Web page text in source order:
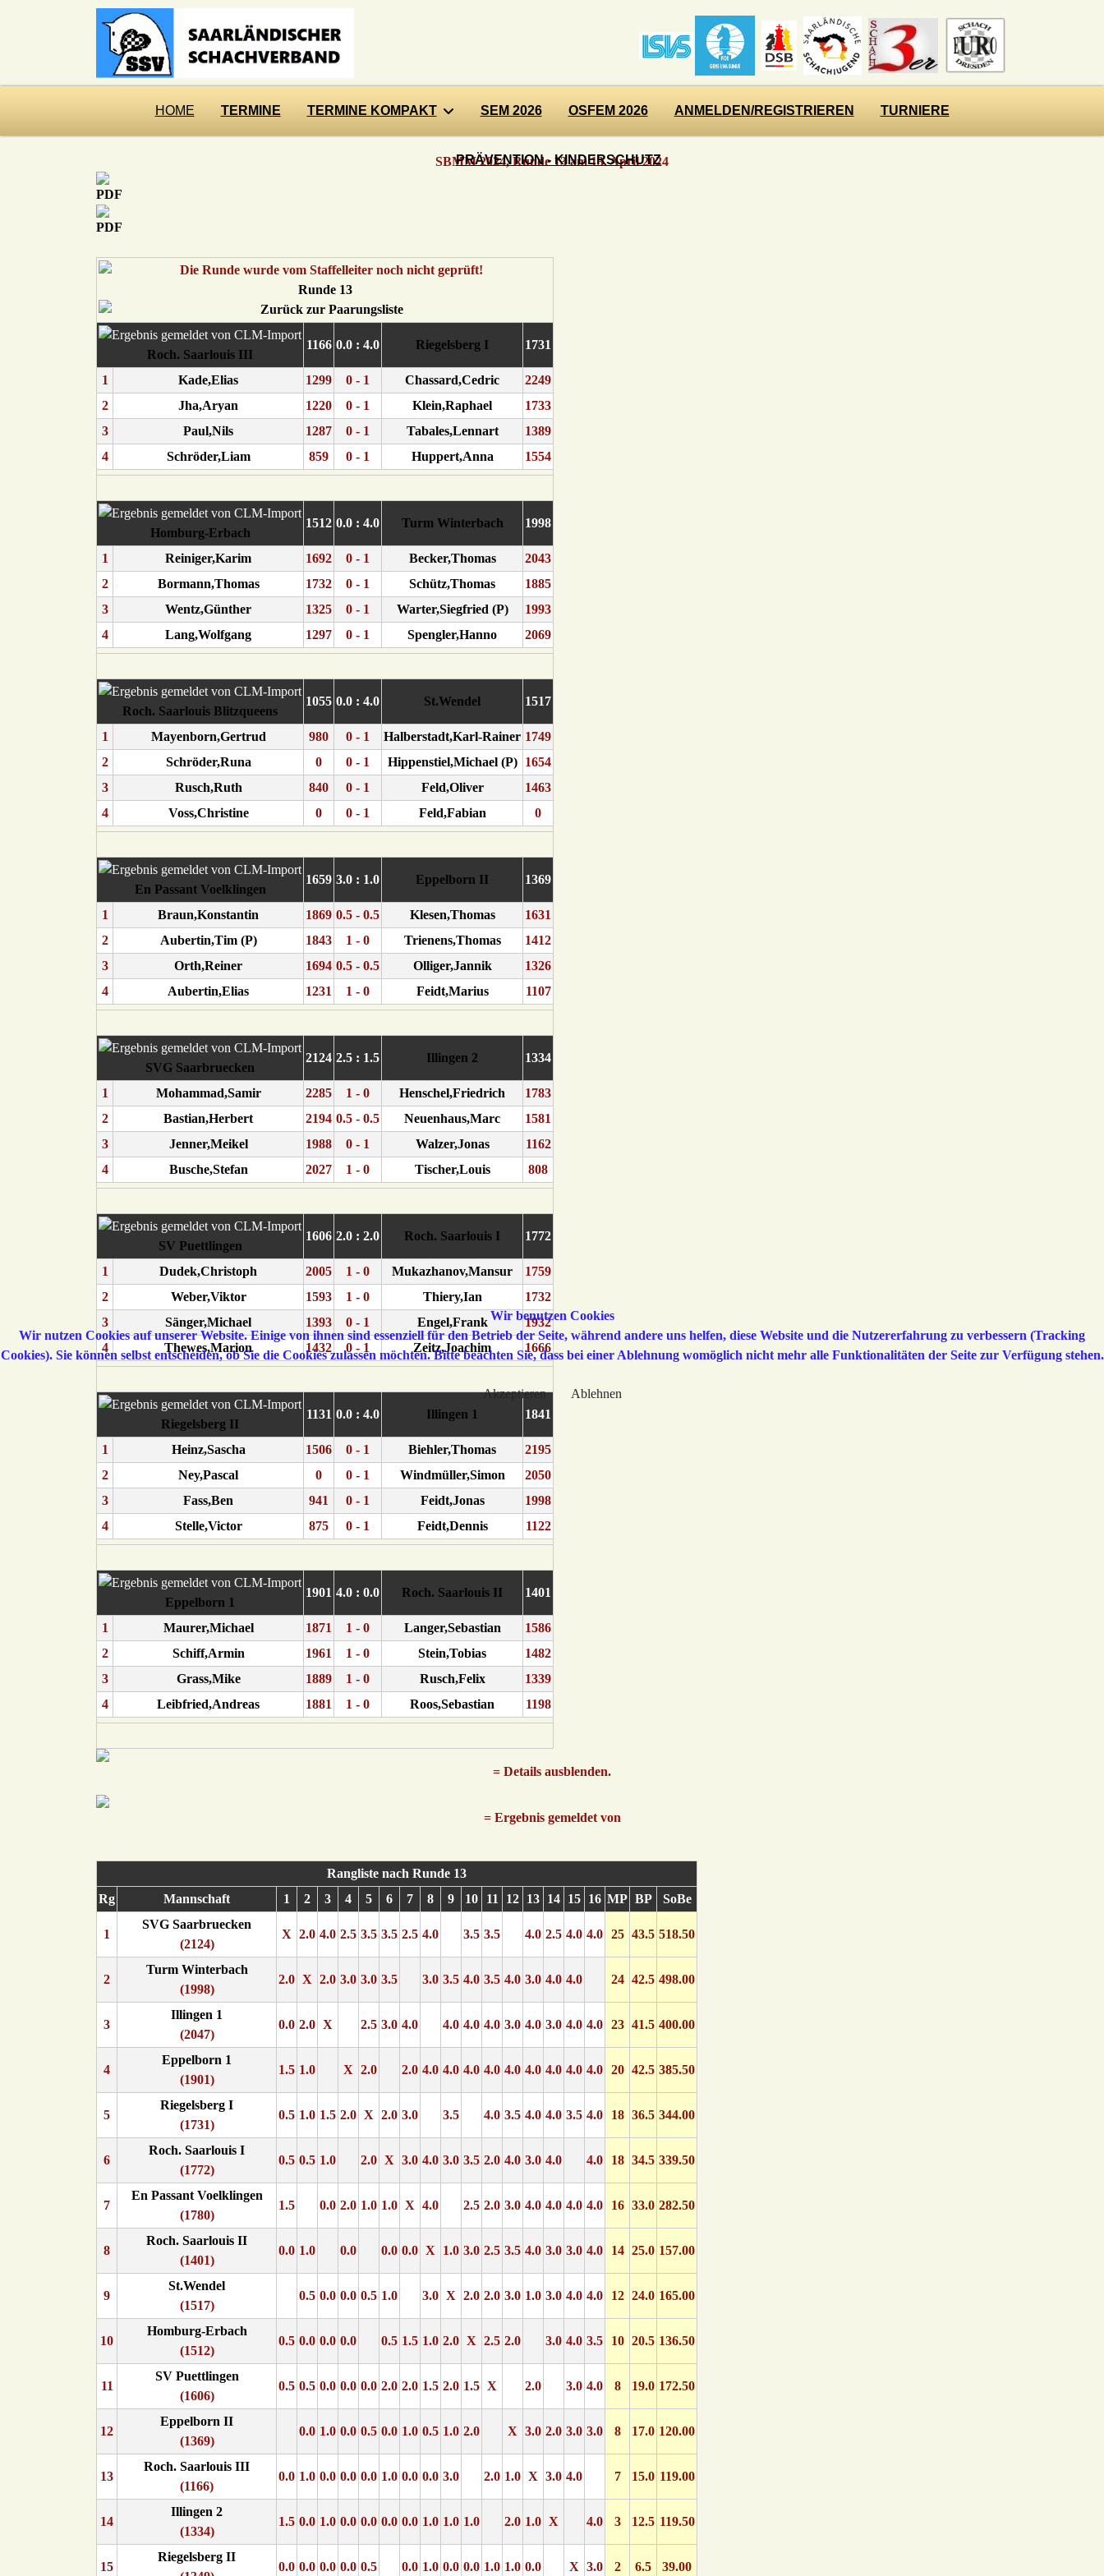
HOME TERMINE TERMINE KOMPAKT SEM 2026 OSFEM 2026 ANMELDEN/REGISTRIEREN TURNIERE
PRÄVENTION - KINDERSCHUTZ
SBMM 2024, Runde 13 am 13. April 2024
Runde 13
Roch. Saarlouis III
1166 0.0 : 4.0 Riegelsberg I 1731
1 Kade,Elias 1299 0 - 1 Chassard,Cedric
2249
2
Jha,Aryan 1220 0 - 1 Klein,Raphael
1733
3
Paul,Nils 1287 0 - 1 Tabales,Lennart
1389
4
Schröder,Liam 859 0 - 1 Huppert,Anna 1554
Homburg-Erbach
1512 0.0 : 4.0 Turm Winterbach 1998
1 Reiniger,Karim 1692 0 - 1 Becker,Thomas
2043
2
Bormann,Thomas 1732 0 - 1 Schütz,Thomas
1885
3
Wentz,Günther 1325 0 - 1 Warter,Siegfried (P)
1993
4
Lang,Wolfgang 1297 0 - 1 Spengler,Hanno 2069
Roch. Saarlouis Blitzqueens
1055 0.0 : 4.0 St.Wendel 1517
1 Mayenborn,Gertrud 980 0 - 1 Halberstadt,Karl-Rainer 1749
2
Schröder,Runa 0 0 - 1 Hippenstiel,Michael (P)
1654
3
Rusch,Ruth 840 0 - 1 Feld,Oliver
1463
4
Voss,Christine 0 0 - 1 Feld,Fabian 0
En Passant Voelklingen
1659 3.0 : 1.0 Eppelborn II 1369
1 Braun,Konstantin 1869 0.5 - 0.5 Klesen,Thomas
1631
2
Aubertin,Tim (P) 1843 1 - 0 Trienens,Thomas
1412
3
Orth,Reiner 1694 0.5 - 0.5 Olliger,Jannik
1326
4
Aubertin,Elias 1231 1 - 0 Feidt,Marius 1107
SVG Saarbruecken
2124 2.5 : 1.5 Illingen 2 1334
1 Mohammad,Samir 2285 1 - 0 Henschel,Friedrich
1783
2
Bastian,Herbert 2194 0.5 - 0.5 Neuenhaus,Marc
1581
3
Jenner,Meikel 1988 0 - 1 Walzer,Jonas
1162
4
Busche,Stefan 2027 1 - 0 Tischer,Louis 808
SV Puettlingen
1606 2.0 : 2.0 Roch. Saarlouis I 1772
1 Dudek,Christoph 2005 1 - 0 Mukazhanov,Mansur
1759
2
Weber,Viktor 1593 1 - 0 Thiery,Ian
1732
3
Sänger,Michael 1393 0 - 1 Engel,Frank
1932
4
Thewes,Marion 1432 0 - 1 Zeitz,Joachim 1666
Riegelsberg II
1131 0.0 : 4.0 Illingen 1 1841
1 Heinz,Sascha 1506 0 - 1 Biehler,Thomas
2195
2
Ney,Pascal 0 0 - 1 Windmüller,Simon
2050
3
Fass,Ben 941 0 - 1 Feidt,Jonas
1998
4
Stelle,Victor 875 0 - 1 Feidt,Dennis 1122
Eppelborn 1
1901 4.0 : 0.0 Roch. Saarlouis II 1401
1 Maurer,Michael 1871 1 - 0 Langer,Sebastian
1586
2
Schiff,Armin 1961 1 - 0 Stein,Tobias
1482
3
Grass,Mike 1889 1 - 0 Rusch,Felix
1339
4
Leibfried,Andreas 1881 1 - 0 Roos,Sebastian 1198
= Details ausblenden.
= Ergebnis gemeldet von
Rangliste nach Runde 13
Rg
Mannschaft 1 2 3 4 5 6 7 8 9 10 11 12 13 14 15 16 MP BP SoBe
1
SVG Saarbruecken
(2124)
X 2.0 4.0 2.5 3.5 3.5 2.5 4.0 3.5 3.5 4.0 2.5 4.0 4.0 25 43.5 518.50
2
Turm Winterbach
(1998)
2.0 X 2.0 3.0 3.0 3.5 3.0 3.5 4.0 3.5 4.0 3.0 4.0 4.0 24 42.5 498.00
3
Illingen 1
(2047)
0.0 2.0 X 2.5 3.0 4.0 4.0 4.0 4.0 3.0 4.0 3.0 4.0 4.0 23 41.5 400.00
4
Eppelborn 1
(1901)
1.5 1.0 X 2.0 2.0 4.0 4.0 4.0 4.0 4.0 4.0 4.0 4.0 4.0 20 42.5 385.50
5
Riegelsberg I
(1731)
0.5 1.0 1.5 2.0 X 2.0 3.0 3.5 4.0 3.5 4.0 4.0 3.5 4.0 18 36.5 344.00
6
Roch. Saarlouis I
(1772)
0.5 0.5 1.0 2.0 X 3.0 4.0 3.0 3.5 2.0 4.0 3.0 4.0 4.0 18 34.5 339.50
7
En Passant Voelklingen
(1780)
1.5 0.0 2.0 1.0 1.0 X 4.0 2.5 2.0 3.0 4.0 4.0 4.0 4.0 16 33.0 282.50
8
Roch. Saarlouis II
(1401)
0.0 1.0 0.0 0.0 0.0 X 1.0 3.0 2.5 3.5 4.0 3.0 3.0 4.0 14 25.0 157.00
9
St.Wendel
(1517)
0.5 0.0 0.0 0.5 1.0 3.0 X 2.0 2.0 3.0 1.0 3.0 4.0 4.0 12 24.0 165.00
10
Homburg-Erbach
(1512)
0.5 0.0 0.0 0.0 0.5 1.5 1.0 2.0 X 2.5 2.0 3.0 4.0 3.5 10 20.5 136.50
11
SV Puettlingen
(1606)
0.5 0.5 0.0 0.0 0.0 2.0 2.0 1.5 2.0 1.5 X 2.0 3.0 4.0 8 19.0 172.50
12
Eppelborn II
(1369)
0.0 1.0 0.0 0.5 0.0 1.0 0.5 1.0 2.0 X 3.0 2.0 3.0 3.0 8 17.0 120.00
13
Roch. Saarlouis III
(1166)
0.0 1.0 0.0 0.0 0.0 1.0 0.0 0.0 3.0 2.0 1.0 X 3.0 4.0 7 15.0 119.00
14
Illingen 2
(1334)
1.5 0.0 1.0 0.0 0.0 0.0 0.0 1.0 1.0 1.0 2.0 1.0 X 4.0 3 12.5 119.50
15
Riegelsberg II
0.0 0.0 0.0 0.0 0.5 0.0 1.0 0.0 0.0 1.0 1.0 0.0 X 3.0 2 6.5 39.00
Wir benutzen Cookies
Wir nutzen Cookies auf unserer Website. Einige von ihnen sind essenziell für den Betrieb der Seite, während andere uns helfen, diese Website und die Nutzererfahrung zu verbessern (Tracking
Cookies). Sie können selbst entscheiden, ob Sie die Cookies zulassen möchten. Bitte beachten Sie, dass bei einer Ablehnung womöglich nicht mehr alle Funktionalitäten der Seite zur Verfügung stehen.
Akzeptieren Ablehnen